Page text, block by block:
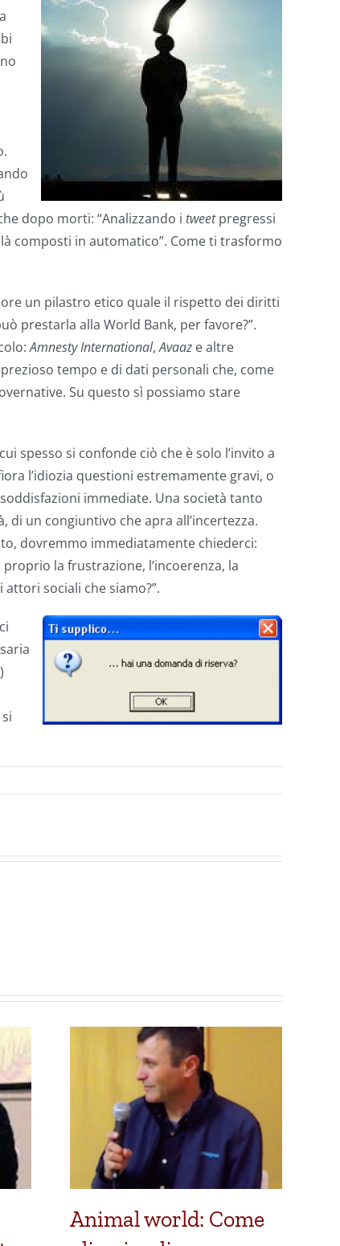
dopo morti: “Analizzando i tweetpregressi
composti in automatico”. Come ti trasformo
un pilastro etico quale il rispetto dei diritti
prestarla alla World Bank, per favore?”.
Amnesty International,Avaaz e altre
tempo e di dati personali che, come
Su questo sì possiamo stare
spesso si confonde ciò che è solo l’invito a
l’idiozia questioni estremamente gravi, o
immediate. Una società tanto
un congiuntivo che apra all’incertezza.
dovremmo immediatamente chiederci:
la frustrazione, l’incoerenza, la
sociali che siamo?”.
Animal world: Come